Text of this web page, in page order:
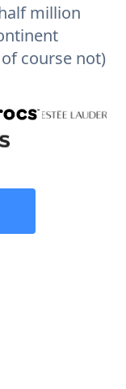
million
course not)